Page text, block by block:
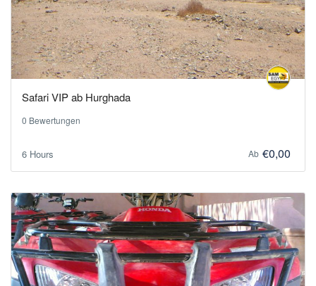
Safari VIP ab Hurghada
0 Bewertungen
6 Hours Ab €0,00